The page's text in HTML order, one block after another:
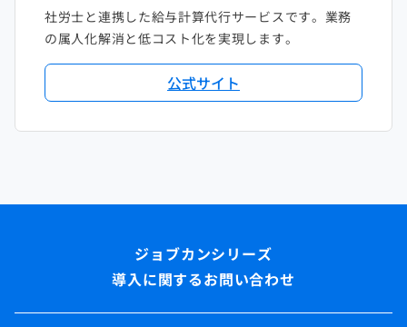
社労士と連携した給与計算代行サービスです。業務
の属人化解消と低コスト化を実現します。
公式サイト
導入に関するお問い合わせ